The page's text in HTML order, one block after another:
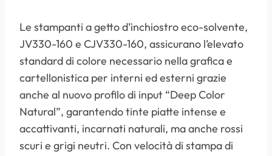
Le stampanti a getto d’inchiostro eco-solvente,
JV330-160 e CJV330-160, assicurano l’elevato
standard di colore necessario nella grafica e
cartellonistica per interni ed esterni grazie
anche al nuovo profilo di input “Deep Color
Natural”, garantendo tinte piatte intense e
accattivanti, incarnati naturali, ma anche rossi
scuri e grigi neutri. Con velocità di stampa di